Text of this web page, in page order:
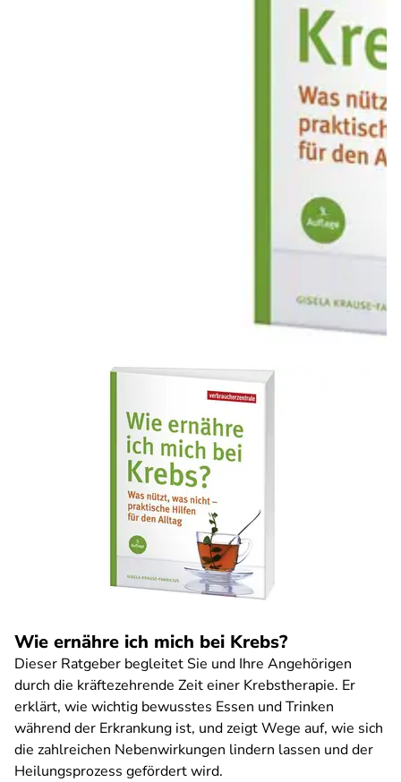
Wie ernähre ich mich bei Krebs?
Dieser Ratgeber begleitet Sie und Ihre Angehörigen
durch die kräftezehrende Zeit einer Krebstherapie. Er
erklärt, wie wichtig bewusstes Essen und Trinken
während der Erkrankung ist, und zeigt Wege auf, wie sich
die zahlreichen Nebenwirkungen lindern lassen und der
Heilungsprozess gefördert wird.